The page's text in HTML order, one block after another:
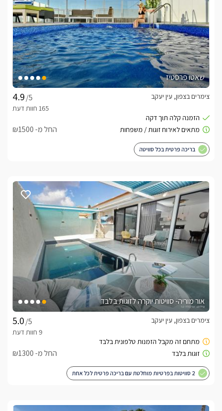
שאטו פרסטיז
/5
צימרים בצפון, עין יעקב
החל מ- ₪1500
בריכה פרטית בכל סוויטה
אור מוריה- סוויטות יוקרה לזוגות בלבד
/5
צימרים בצפון, עין יעקב
החל מ- ₪1300
2 סוויטות בפרטיות מוחלטת עם בריכה פרטית לכל אחת